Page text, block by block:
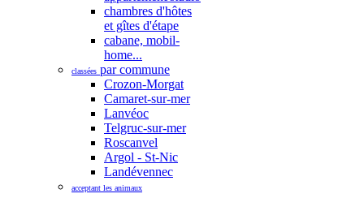
chambres d'hôtes
et gîtes d'étape
cabane, mobil-
home...
classées par commune
Crozon-Morgat
Camaret-sur-mer
Lanvéoc
Telgruc-sur-mer
Roscanvel
Argol - St-Nic
Landévennec
acceptant les animaux